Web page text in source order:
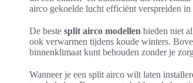
airco gekoelde lucht efficiënt verspreiden in
De beste split airco modellen bieden niet
ook verwarmen tijdens koude winters.
binnenklimaat kunt behouden zonder je
Wanneer je een split airco wilt laten